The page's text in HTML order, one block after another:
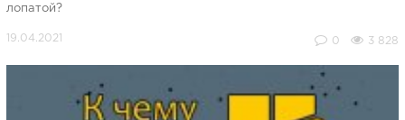
лопатой?
0 3 828